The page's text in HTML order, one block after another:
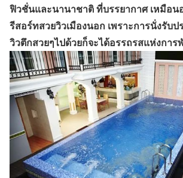
ฟิวชั่นและนานาชาติ ที่บรรยากาศ เหมือน
รีสอร์ทสวยวิวเมืองนอก เพราะการนั่งรับ
วิวตึกสวยๆไปด้วยก็จะได้อรรถรสแห่งการ